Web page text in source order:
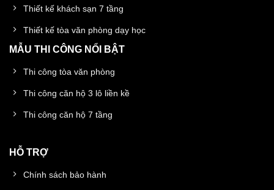
Thiết kế khách sạn 7 tầng
Thiết kế tòa văn phòng dạy học
MẪU THI CÔNG NỔI BẬT
Thi công tòa văn phòng
Thi công căn hộ 3 lô liền kề
Thi công căn hộ 7 tầng
HỖ TRỢ
Chính sách bảo hành